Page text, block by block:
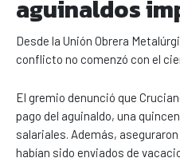
aguinaldos
Desde la Unión Obrera
conflicto no comenzó con el
El gremio denunció que
pago del aguinaldo, una
salariales. Además,
habían sido enviados de